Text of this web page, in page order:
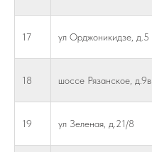
17 ул Орджоникидзе, д.5
18 шоссе Рязанское, д.9в
19 ул Зеленая, д.21/8